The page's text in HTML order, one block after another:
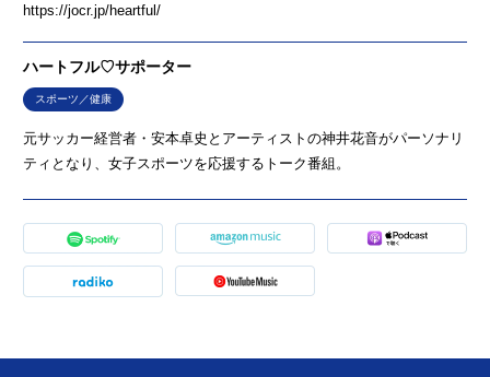
⁠⁠⁠⁠⁠⁠⁠⁠⁠⁠⁠https://jocr.jp/heartful/⁠⁠⁠⁠⁠⁠⁠
ハートフル♡サポーター
スポーツ／健康
元サッカー経営者・安本卓史とアーティストの神井花音がパーソナリ
ティとなり、女子スポーツを応援するトーク番組。